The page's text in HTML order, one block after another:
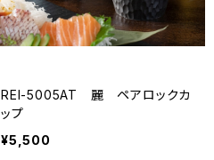
REI-5005AT 麗 ペアロックカ
ップ
¥5,500